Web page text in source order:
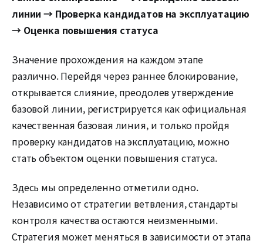
линии → Проверка кандидатов на эксплуатацию
→ Оценка повышения статуса
Значение прохождения на каждом этапе
различно. Перейдя через раннее блокирование,
открывается слияние, преодолев утверждение
базовой линии, регистрируется как официальная
качественная базовая линия, и только пройдя
проверку кандидатов на эксплуатацию, можно
стать объектом оценки повышения статуса.
Здесь мы определенно отметили одно.
Независимо от стратегии ветвления, стандарты
контроля качества остаются неизменными.
Стратегия может меняться в зависимости от этапа